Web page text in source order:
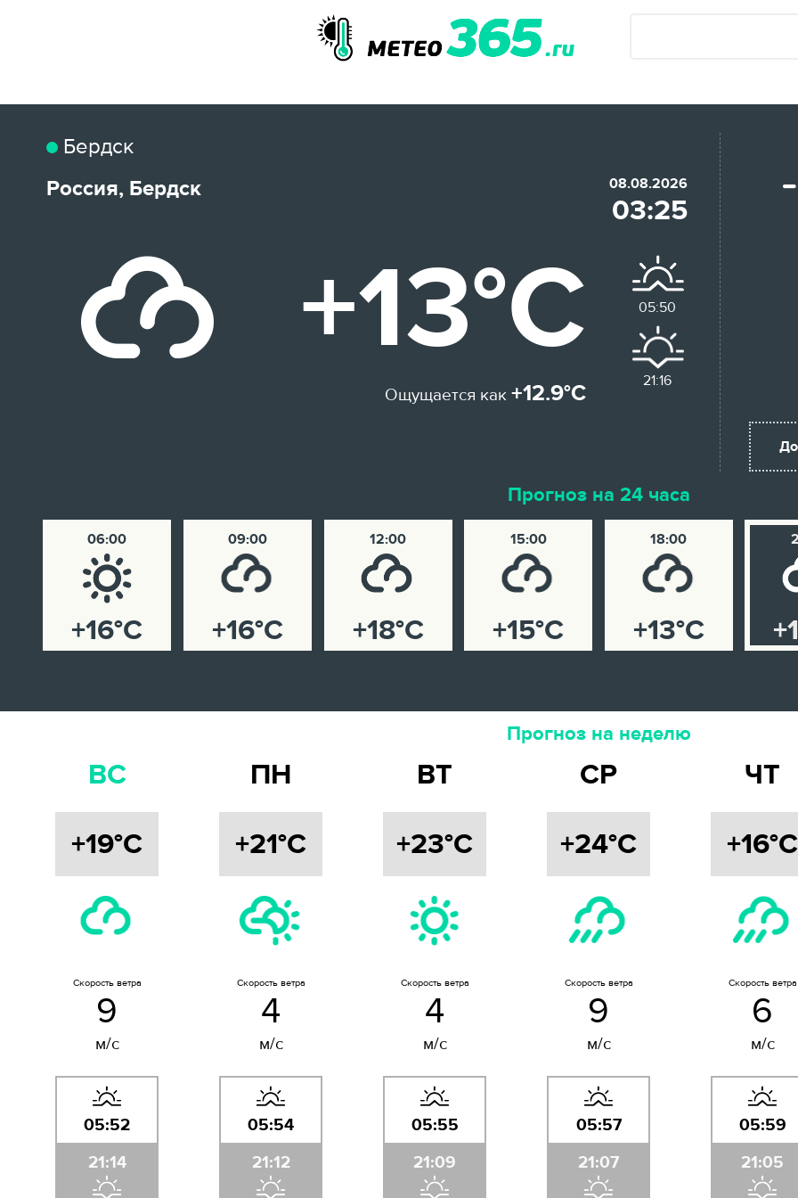
Бердск
Россия, Бердск
08.08.2026
03:25
+13°C
Ощущается как +12.9°C
05:50
21:16
Прогноз на 24 часа
06:00
+16°C
09:00
+16°C
12:00
+18°C
15:00
+15°C
18:00
+13°C
Прогноз на неделю
ВС
+19°C
Скорость ветра
9
м/с
05:52
21:14
ПН
+21°C
Скорость ветра
4
м/с
05:54
21:12
ВТ
+23°C
Скорость ветра
4
м/с
05:55
21:09
СР
+24°C
Скорость ветра
9
м/с
05:57
21:07
ЧТ
+16°C
Скорость ветра
6
м/с
05:59
21:05